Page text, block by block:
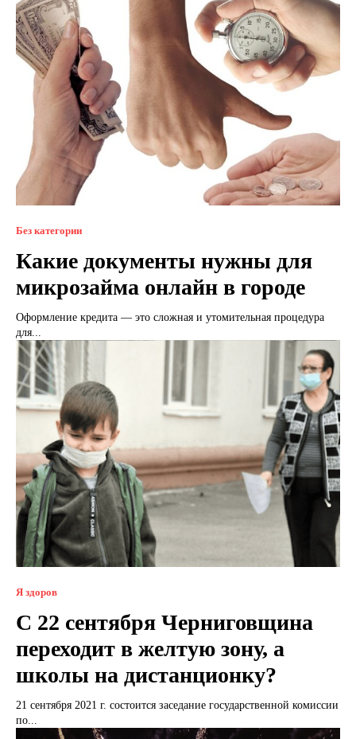
Без категории
Какие документы нужны для
микрозайма онлайн в городе
Оформление кредита — это сложная и утомительная процедура
для...
Я здоров
С 22 сентября Черниговщина
переходит в желтую зону, а
школы на дистанционку?
21 сентября 2021 г. состоится заседание государственной комиссии
по...